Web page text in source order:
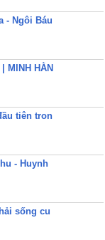
- Ngôi Báu
MINH HẰN
tiên tron
- Huynh
sống cu